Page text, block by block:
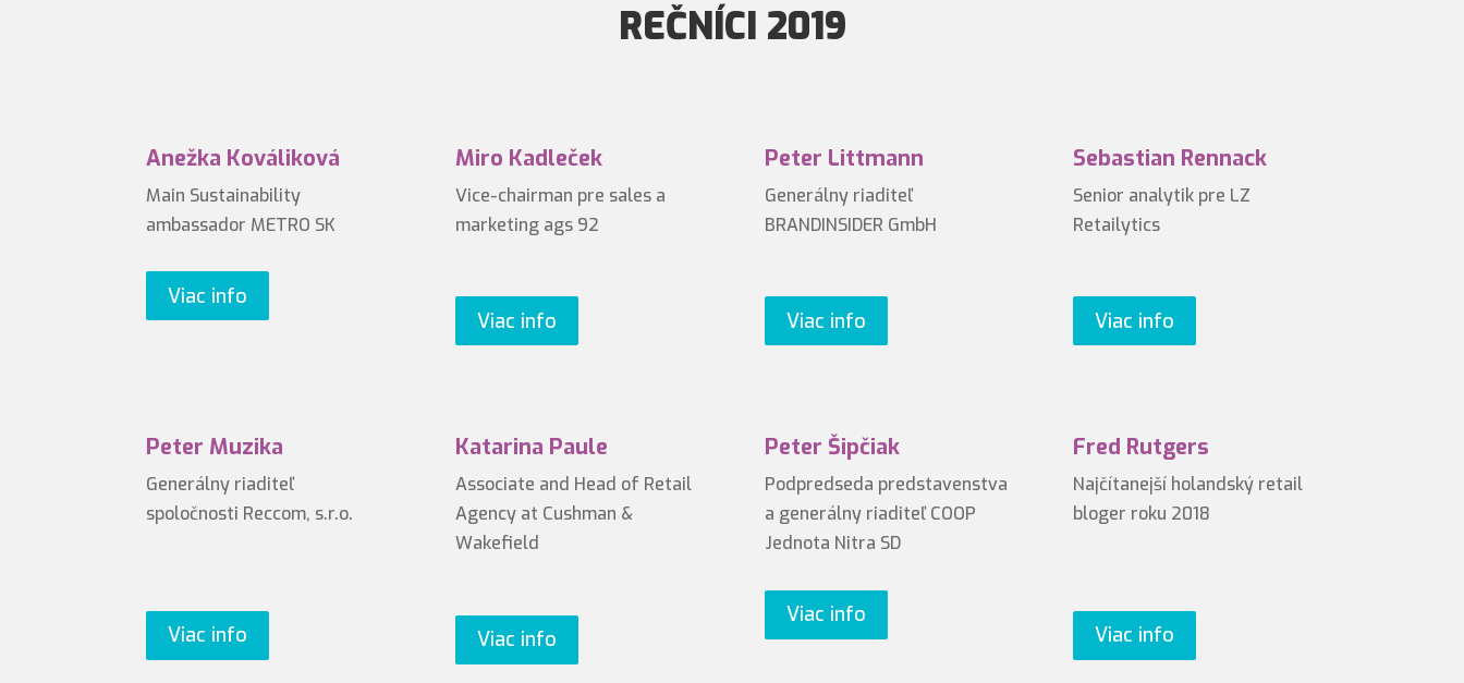
REČNÍCI 2019
Anežka Kováliková
Main Sustainability
ambassador METRO SK
Viac info
Miro Kadleček
Vice-chairman pre sales a
marketing ags 92
Viac info
Peter Littmann
Generálny riaditeľ
BRANDINSIDER GmbH
Viac info
Sebastian Rennack
Senior analytik pre LZ
Retailytics
Viac info
Peter Muzika
Generálny riaditeľ
spoločnosti Reccom, s.r.o.
Viac info
Katarina Paule
Associate and Head of Retail
Agency at Cushman &
Wakefield
Viac info
Peter Šipčiak
Podpredseda predstavenstva
a generálny riaditeľ COOP
Jednota Nitra SD
Viac info
Fred Rutgers
Najčítanejší holandský retail
bloger roku 2018
Viac info